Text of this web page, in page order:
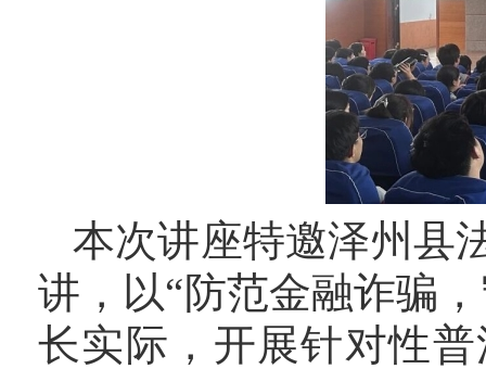
本次讲座特邀泽州县
讲，以“防范金融诈骗
长实际，开展针对性